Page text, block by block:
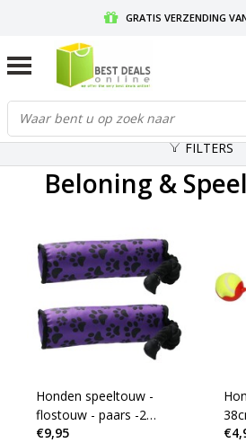
GRATIS VERZENDING
GRATIS RETOURNEREN EN 30
FILTERS
Beloning &
Honden speeltouw -
flostouw - paars -2
stuks
€9,95